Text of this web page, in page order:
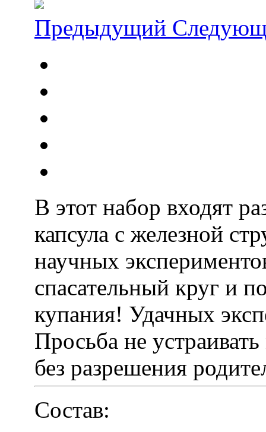
Предыдущий
В этот набор входят
капсула с железной
научных
спасательный круг и
купания! Удачных
Просьба не
без разрешения
Состав: